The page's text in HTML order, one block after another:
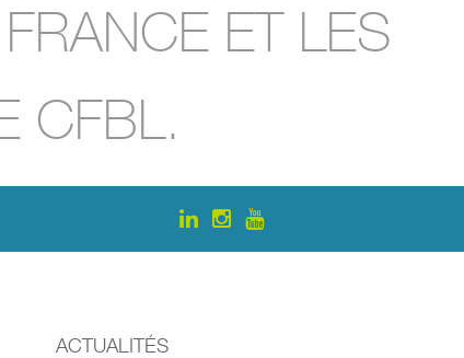
ET LES
CFBL.
ACTUALITÉS